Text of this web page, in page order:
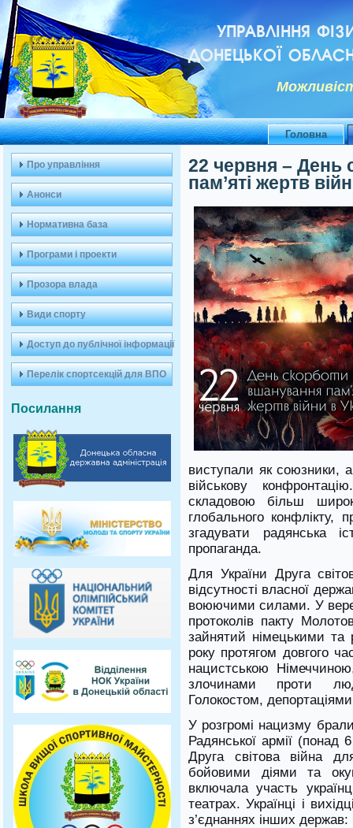
УПРАВЛІННЯ
ДОНЕЦЬКОЇ
Головна
Про управління
Анонси
Нормативна база
Програми і проекти
Прозора влада
Види спорту
Доступ до публічної інформації
Перелік спортсекцій для ВПО
Посилання
22 червня – День
пам’яті жертв
виступали як союзники,
військову
складовою більш
глобального
згадувати радянська
пропаганда.
Для України Друга
відсутності власної
воюючими силами. У
протоколів пакту
зайнятий німецькими та
року протягом довгого
нацистською
злочинами проти
Голокостом,
У розгромі нацизму
Радянської армії
Друга світова війна
бойовими діями та
включала участь
театрах. Українці і
з’єднаннях інших